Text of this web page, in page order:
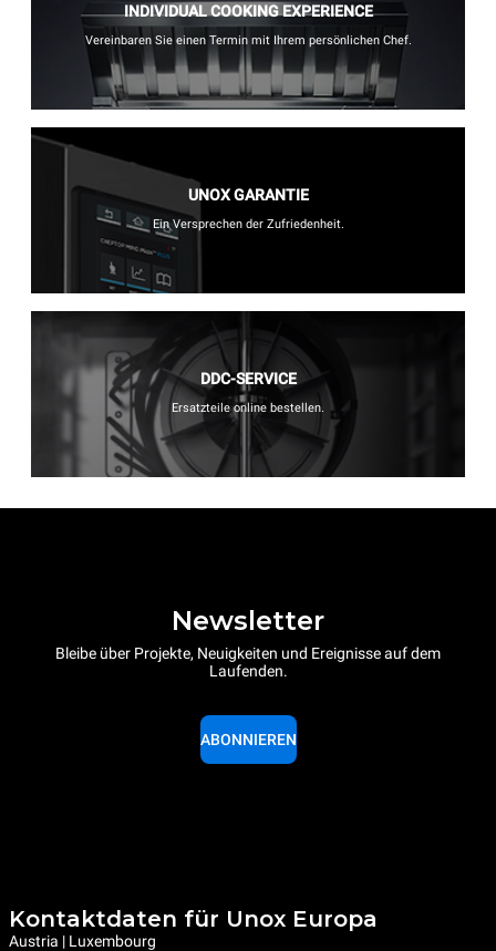
INDIVIDUAL COOKING EXPERIENCE
Vereinbaren Sie einen Termin mit Ihrem persönlichen Chef.
UNOX GARANTIE
Ein Versprechen der Zufriedenheit.
DDC-SERVICE
Ersatzteile online bestellen.
Newsletter
Bleibe über Projekte, Neuigkeiten und Ereignisse auf dem
Laufenden.
ABONNIEREN
Kontaktdaten für Unox Europa
Austria | Luxembourg